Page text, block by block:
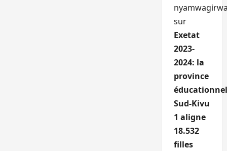
sur
Exetat
2023-
2024: la
province
Sud-Kivu
1 aligne
18.532
filles